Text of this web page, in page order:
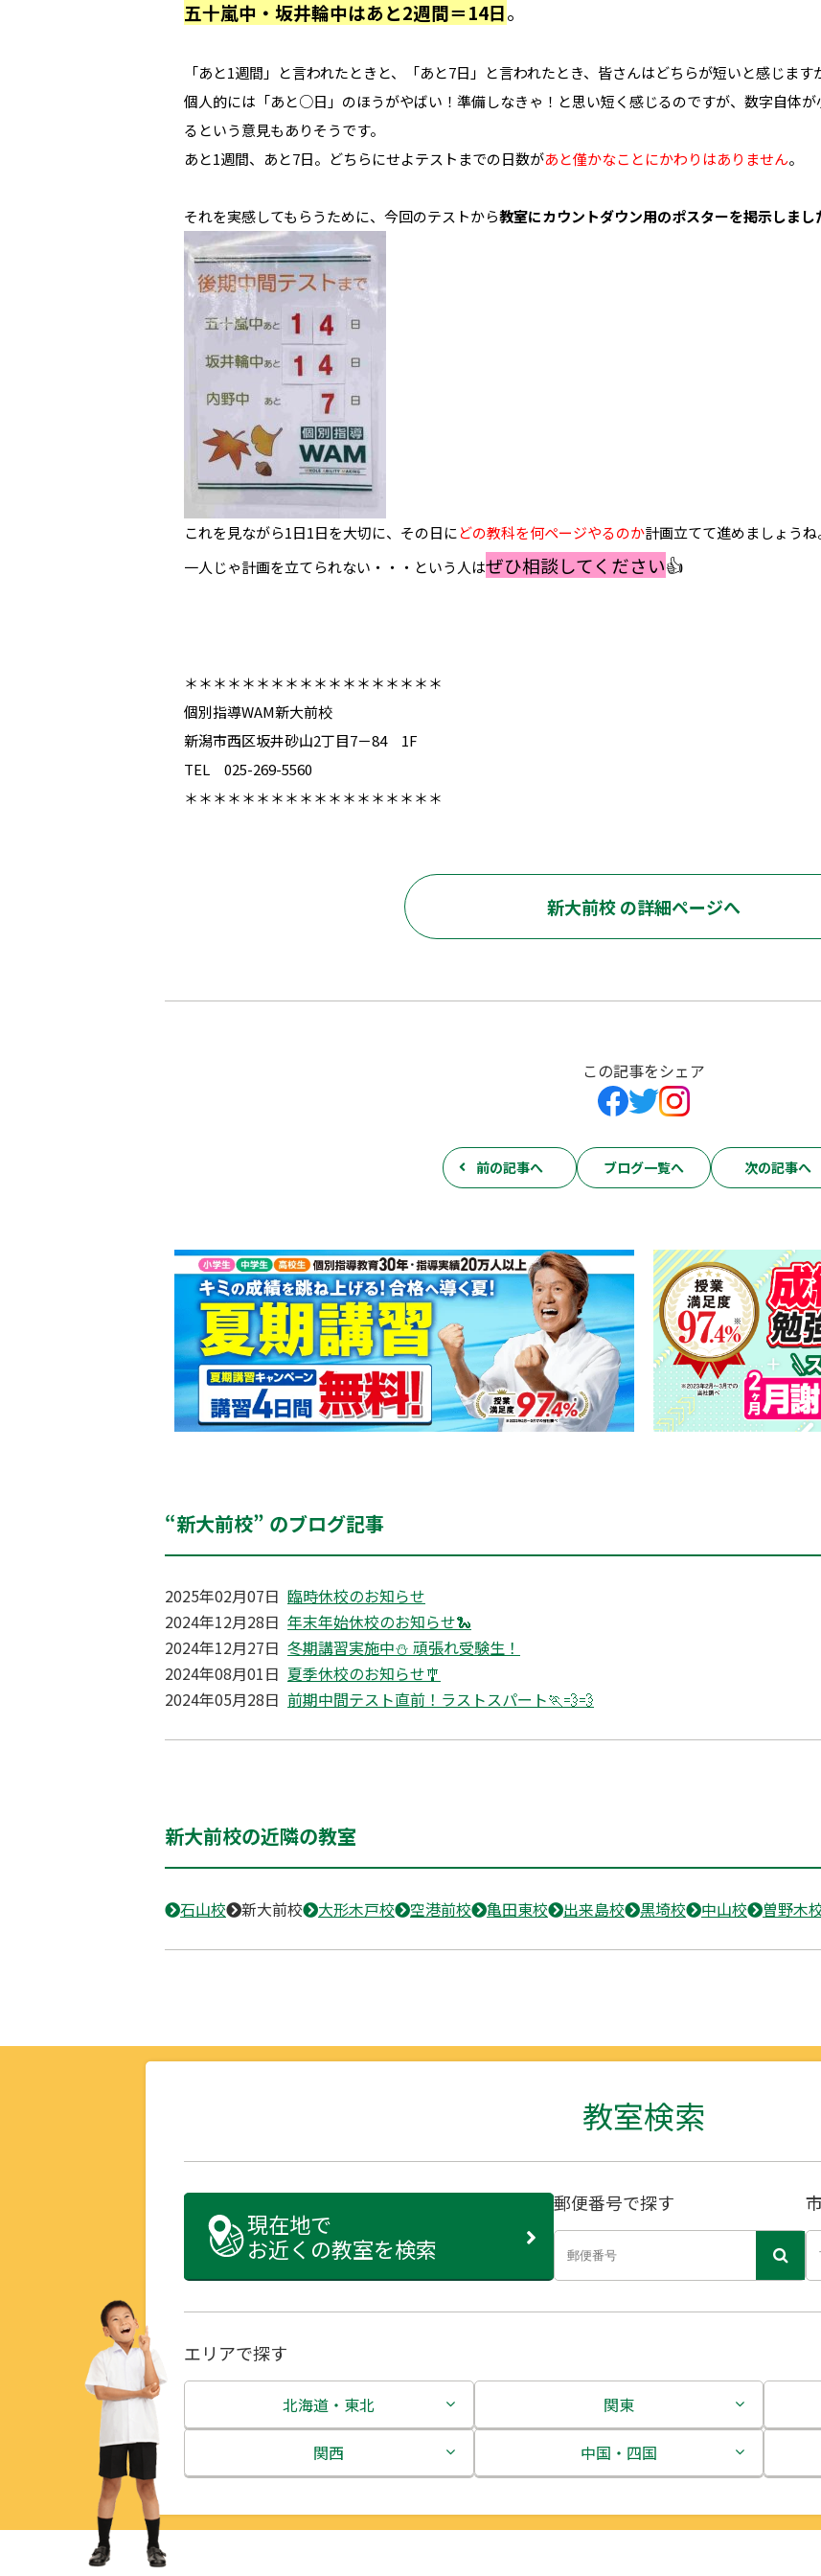
五十嵐中・坂井輪中はあと2週間＝14日。
「あと1週間」と言われたときと、「あと7日」と言われたとき、皆さんはどちらが短いと感じます
個人的には「あと○日」のほうがやばい！準備しなきゃ！と思い短く感じるのですが、数字自体
るという意見もありそうです。
あと1週間、あと7日。どちらにせよテストまでの日数があと僅かなことにかわりはありません。
それを実感してもらうために、今回のテストから教室にカウントダウン用のポスターを掲示しまし
これを見ながら1日1日を大切に、その日にどの教科を何ページやるのか計画立てて進めましょうね
一人じゃ計画を立てられない・・・という人はぜひ相談してください👍
＊＊＊＊＊＊＊＊＊＊＊＊＊＊＊＊＊＊
個別指導WAM新大前校
新潟市西区坂井砂山2丁目7－84 1F
TEL 025-269-5560
＊＊＊＊＊＊＊＊＊＊＊＊＊＊＊＊＊＊
新大前校 の詳細ページへ
この記事をシェア
前の記事へ ブログ一覧へ 次の記事へ
“新大前校” のブログ記事
2025年02月07日 臨時休校のお知らせ
2024年12月28日 年末年始休校のお知らせ🐍
2024年12月27日 冬期講習実施中⛄ 頑張れ受験生！
2024年08月01日 夏季休校のお知らせ🎐
2024年05月28日 前期中間テスト直前！ラストスパート🏃💨💨
新大前校の近隣の教室
石山校 新大前校 大形木戸校 空港前校 亀田東校 出来島校 黒埼校 中山校 曽野木
教室検索
現在地で
お近くの教室を検索
郵便番号で探す
エリアで探す
北海道・東北
北海道
関東
茨城県
関西
中国・四国